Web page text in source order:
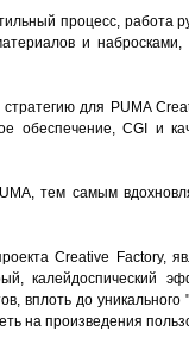
процесс, работа
и
для PUMA
обеспечение, CGI и
тем самым
Creative Factory,
калейдоспический
вплоть до уникального
на произведения